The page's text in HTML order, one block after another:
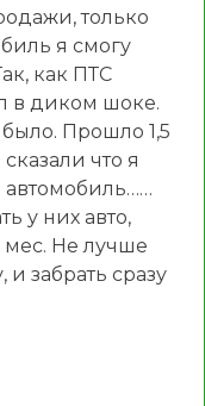
только
я смогу
как ПТС
в диком шоке.
Прошло 1,5
что я
автомобиль……
у них авто,
мес. Не лучше
забрать сразу